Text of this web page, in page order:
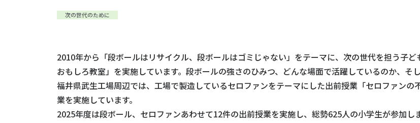
次の世代のために
2010年から「段ボールはリサイクル、段ボールはゴミじゃない」をテーマに、次の世代を担う子
おもしろ教室」を実施しています。段ボールの強さのひみつ、どんな場面で活躍しているのか、そ
福井県武生工場周辺では、工場で製造しているセロファンをテーマにした出前授業「セロファン
業を実施しています。
2025年度は段ボール、セロファンあわせて12件の出前授業を実施し、総勢625人の小学生が参加し